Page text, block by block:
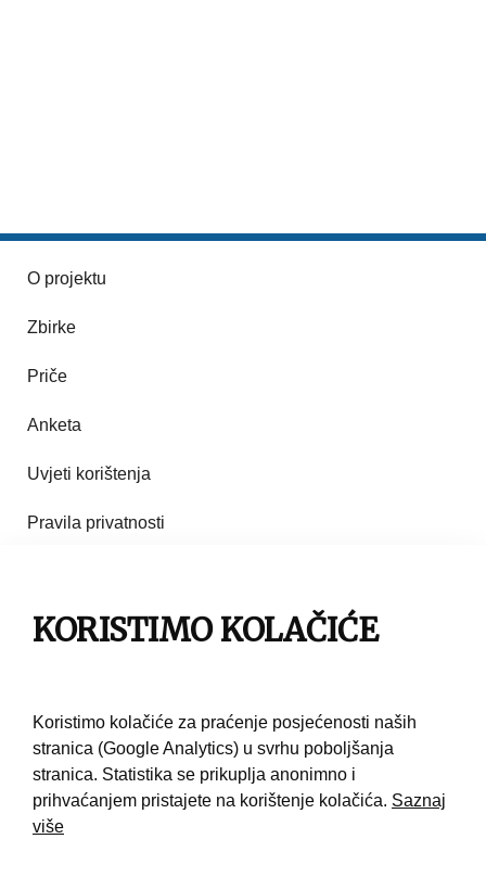
O projektu
Zbirke
Priče
Anketa
Uvjeti korištenja
Pravila privatnosti
Pravila korištenja
KORISTIMO KOLAČIĆE
Koristimo kolačiće za praćenje posjećenosti naših
stranica (Google Analytics) u svrhu poboljšanja
stranica. Statistika se prikuplja anonimno i
prihvaćanjem pristajete na korištenje kolačića. Saznaj
više